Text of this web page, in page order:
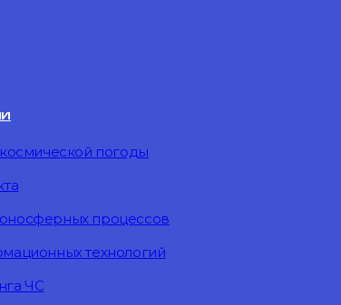
погоды
процессов
технологий
ЧС